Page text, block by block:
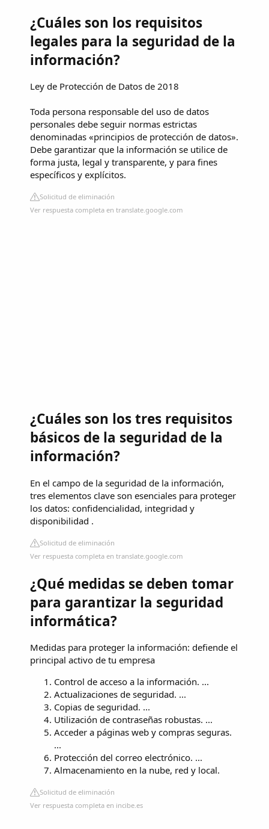
¿Cuáles son los requisitos
legales para la seguridad de la
información?
Ley de Protección de Datos de 2018
Toda persona responsable del uso de datos
personales debe seguir normas estrictas
denominadas «principios de protección de datos».
Debe garantizar que la información se utilice de
forma justa, legal y transparente, y para fines
específicos y explícitos.
Solicitud de eliminación
Ver respuesta completa en translate.google.com
¿Cuáles son los tres requisitos
básicos de la seguridad de la
información?
En el campo de la seguridad de la información,
tres elementos clave son esenciales para proteger
los datos: confidencialidad, integridad y
disponibilidad .
Solicitud de eliminación
Ver respuesta completa en translate.google.com
¿Qué medidas se deben tomar
para garantizar la seguridad
informática?
Medidas para proteger la información: defiende el
principal activo de tu empresa
Control de acceso a la información. ...
Actualizaciones de seguridad. ...
Copias de seguridad. ...
Utilización de contraseñas robustas. ...
Acceder a páginas web y compras seguras.
...
Protección del correo electrónico. ...
Almacenamiento en la nube, red y local.
Solicitud de eliminación
Ver respuesta completa en incibe.es